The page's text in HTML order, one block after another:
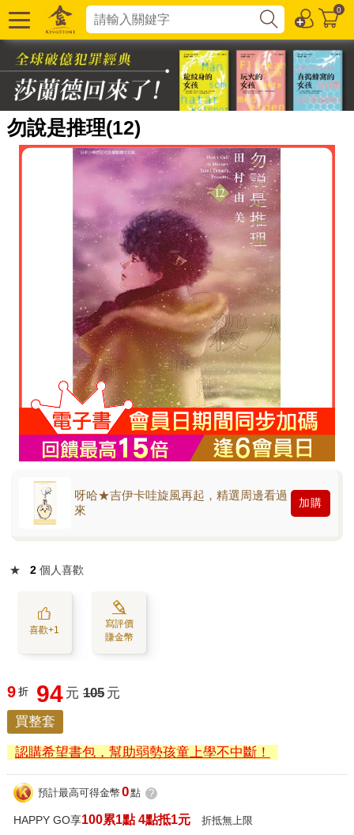
0
勿說是推理(12)
呀哈★吉伊卡哇旋風再起，精選周邊看過
來
加購
★ 2 個人喜歡
喜歡+1
寫評價
賺金幣
9 折 94 元 105 元
買整套
認購希望書包，幫助弱勢孩童上學不中斷！
預計最高可得金幣 0點 ?
HAPPY GO享100累1點 4點抵1元 折抵無上限